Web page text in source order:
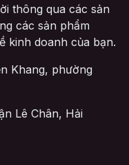
thông qua các sản
các sản phẩm
kinh doanh của bạn.
Khang, phường
Lê Chân, Hải